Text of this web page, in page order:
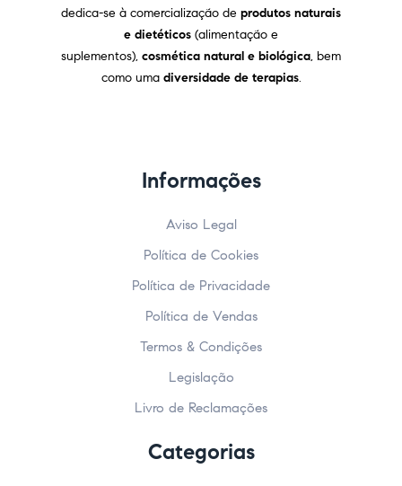
dedica-se à comercialização de produtos naturais
e dietéticos (alimentação e
suplementos), cosmética natural e biológica, bem
como uma diversidade de terapias.
Informações
Aviso Legal
Política de Cookies
Política de Privacidade
Política de Vendas
Termos & Condições
Legislação
Livro de Reclamações
Categorias